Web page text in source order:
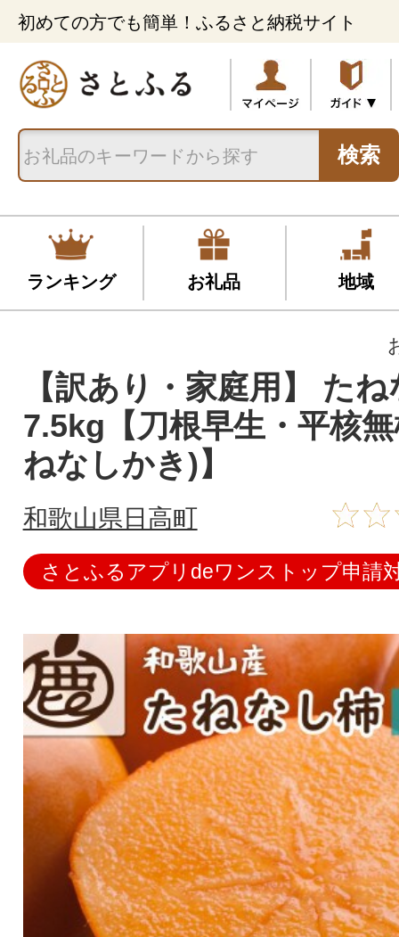
初めての方でも簡単！ふるさと納税サイト
検索
ランキング お礼品 地域
【訳あり・家庭用】 た
7.5kg【刀根早生・平核
ねなしかき)】
和歌山県日高町
さとふるアプリdeワンストップ申請